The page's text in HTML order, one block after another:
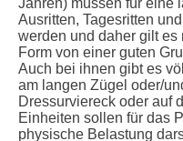
Ausritten, Tagesritten
werden und daher gilt
Form von einer guten
Auch bei ihnen gibt es
am langen Zügel oder/
Dressurviereck oder auf
Einheiten sollen für das
physische Belastung